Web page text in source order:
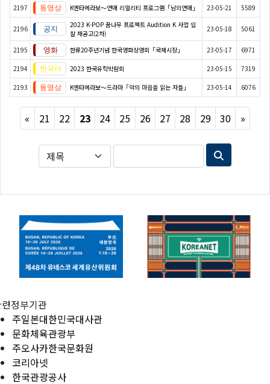
2197 K엔타메라보～연애 리얼리티 프로그램「남의연애」 23-05-21 5589
2196
2023 K-POP 꿈나무 프로젝트 Audition K 사업 입
찰 재공고(2차)
23-05-18 5061
2195 한류20주년기념 한국영화상영회「국제시장」 23-05-17 6971
2194 2023 한국유학박람회 23-05-15 7319
2193 K엔타메라보～드라마「악의 마음을 읽는 자들」 23-05-14 6076
« Previous
21 22 23 24 25 26 27 28 29 30 »Next
정부기관
주일본대한민국대사관
문화체육관광부
주오사카한국문화원
코리아넷
한국관광공사